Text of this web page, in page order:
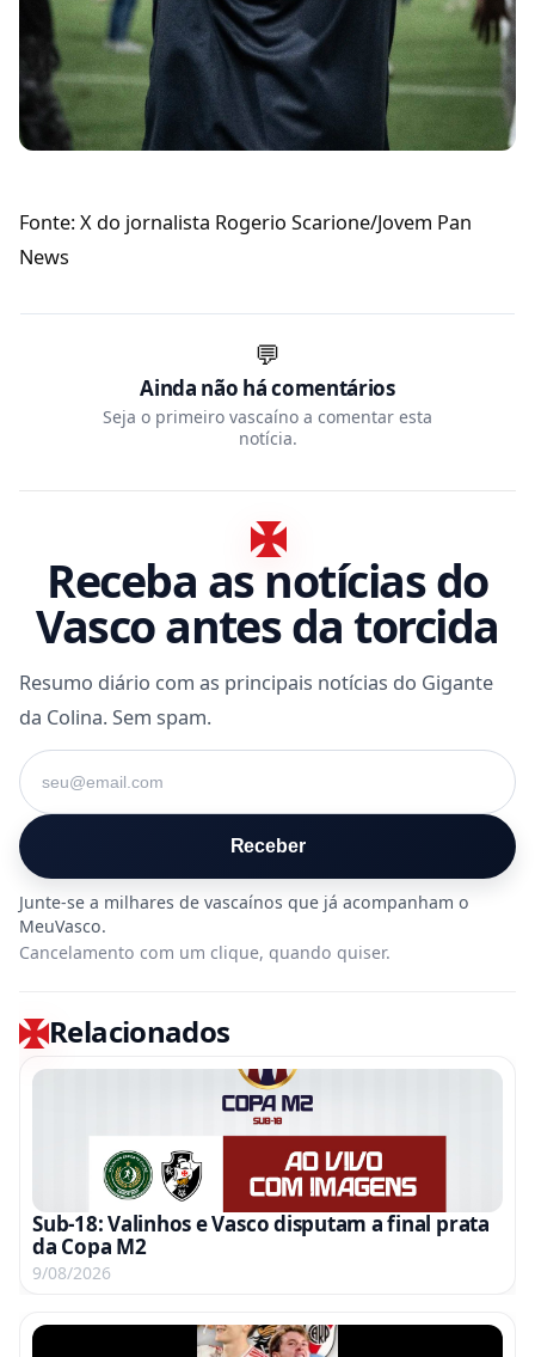
Fonte: X do jornalista Rogerio Scarione/Jovem Pan
News
💬
Ainda não há comentários
Seja o primeiro vascaíno a comentar esta
notícia.
Receba as notícias do
Vasco antes da torcida
Resumo diário com as principais notícias do Gigante
da Colina. Sem spam.
Seu e-mail
Receber
Cancelamento com um clique, quando quiser.
Relacionados
Sub-18: Valinhos e Vasco disputam a final prata
da Copa M2
9/08/2026